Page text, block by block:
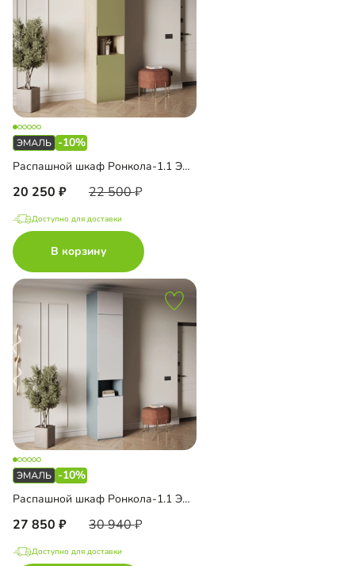
-10%
Распашной шкаф Ронкола-1.1 Эмаль
20 250 22 500
Доступно для доставки
В корзину
-10%
Распашной шкаф Ронкола-1.1 Эмаль с антресолью
27 850 30 940
Доступно для доставки